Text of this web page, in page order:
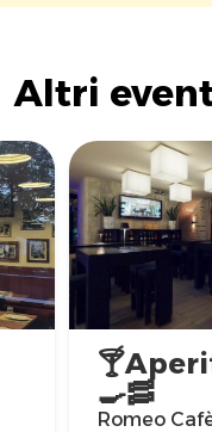
Altri
🍳🥓
Romeo